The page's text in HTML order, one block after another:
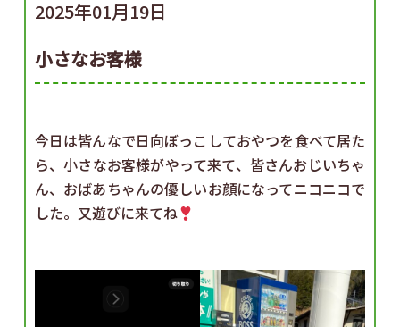
2025年01月19日
小さなお客様
今日は皆んなで日向ぼっこしておやつを食べて居た
ら、小さなお客様がやって来て、皆さんおじいちゃ
ん、おばあちゃんの優しいお顔になってニコニコで
した。又遊びに来てね